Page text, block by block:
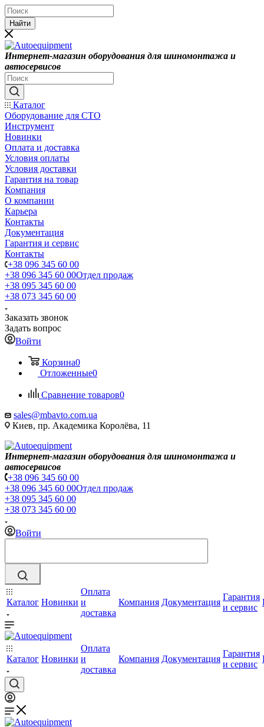
Найти
Интернет-магазин оборудования для шиномонтажа и
автосервисов
Каталог
Оборудование для СТО
Инструмент
Новинки
Оплата и доставка
Условия оплаты
Условия доставки
Гарантия на товар
Компания
О компании
Карьера
Контакты
Документация
Гарантия и сервис
Контакты
+38 096 345 60 00
+38 096 345 60 00Отдел продаж
+38 095 345 60 00
+38 073 345 60 00
Заказать звонок
Задать вопрос
Войти
Корзина0
Отложенные0
Сравнение товаров0
sales@mbavto.com.ua
Киев, пр. Академика Королёва, 11
Интернет-магазин оборудования для шиномонтажа и
автосервисов
+38 096 345 60 00
+38 096 345 60 00Отдел продаж
+38 095 345 60 00
+38 073 345 60 00
Войти
Каталог Новинки
Оплата
и
доставка
Компания Документация
Гарантия
и сервис
Каталог Новинки
Оплата
и
доставка
Компания Документация
Гарантия
и сервис